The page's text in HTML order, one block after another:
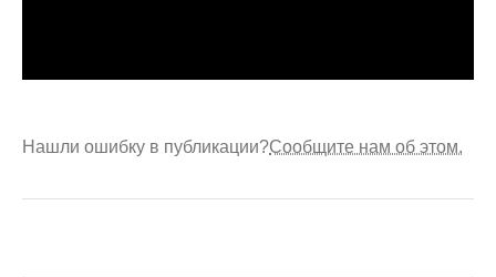
Нашли ошибку в публикации?Сообщите нам об этом.